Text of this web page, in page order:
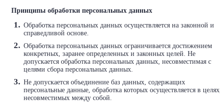
Принципы обработки персональных данных
Обработка персональных данных осуществляется на законной и
справедливой основе.
Обработка персональных данных ограничивается достижением
конкретных, заранее определенных и законных целей. Не
допускается обработка персональных данных, несовместимая с
целями сбора персональных данных.
Не допускается объединение баз данных, содержащих
персональные данные, обработка которых осуществляется в
несовместимых между собой.